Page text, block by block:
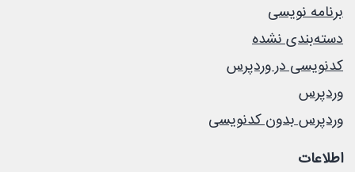
برنامه نویسی
دسته‌بندی نشده
کدنویسی در وردپرس
وردپرس
وردپرس بدون کدنویسی
اطلاعات